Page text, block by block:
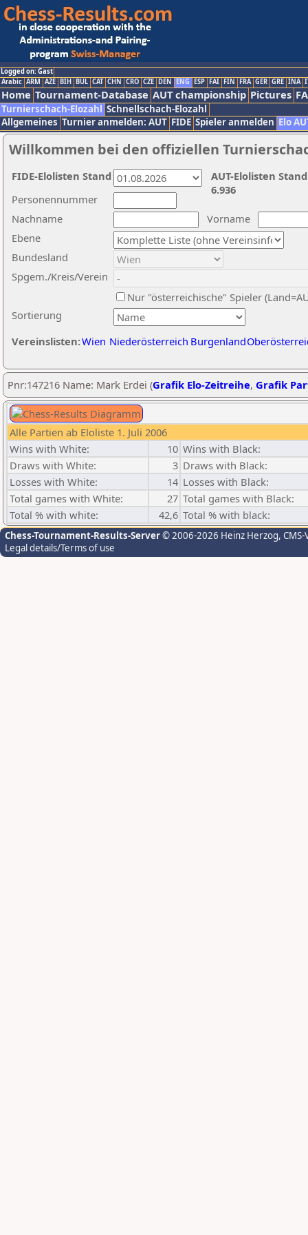
Logged on: Gast
Arabic ARM AZE BIH BUL CAT CHN CRO CZE DEN ENG ESP FAI FIN FRA GER GRE INA
Home Tournament-Database AUT championship Pictures
Turnierschach-Elozahl Schnellschach-Elozahl
Allgemeines Turnier anmelden: AUT FIDE Spieler anmelden Elo
Willkommen bei den offiziellen
Nachname
Vorname
Ebene
Sortierung
Personennummer
Bundesland
Spgem./Kreis/Verein
Nur "österreichische" Spieler
Vereinslisten:Wien Niederösterreich Burgenland
AUT-Elolisten
6.936
FIDE-Elolisten Stand
Pnr:147216 Name: Mark Erdei (Grafik Elo-Zeitreihe, Grafik
Alle Partien ab Eloliste 1. Juli 2006
Wins with White:
10 Wins with Black:
Draws with White:
3 Draws with Black:
Losses with White:
14 Losses with Black:
Total games with White:
27 Total games with Black:
Total % with white:
42,6 Total % with black:
Chess-Tournament-Results-Server© 2006-2026 Heinz Herzog,
Legal details/Terms of use